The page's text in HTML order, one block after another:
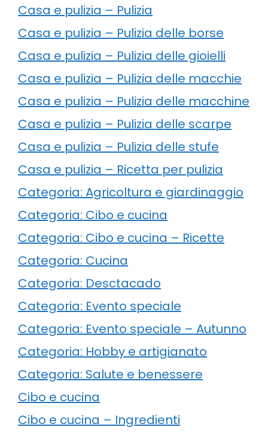
Casa e pulizia – Pulizia
Casa e pulizia – Pulizia delle borse
Casa e pulizia – Pulizia delle gioielli
Casa e pulizia – Pulizia delle macchie
Casa e pulizia – Pulizia delle macchine
Casa e pulizia – Pulizia delle scarpe
Casa e pulizia – Pulizia delle stufe
Casa e pulizia – Ricetta per pulizia
Categoria: Agricoltura e giardinaggio
Categoria: Cibo e cucina
Categoria: Cibo e cucina – Ricette
Categoria: Cucina
Categoria: Desctacado
Categoria: Evento speciale
Categoria: Evento speciale – Autunno
Categoria: Hobby e artigianato
Categoria: Salute e benessere
Cibo e cucina
Cibo e cucina – Ingredienti